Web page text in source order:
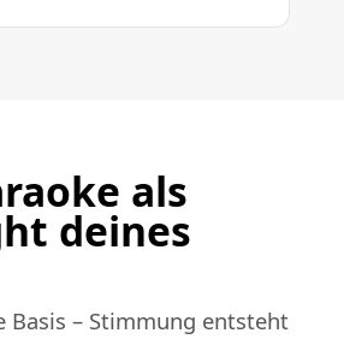
als
deines
Basis – Stimmung entsteht